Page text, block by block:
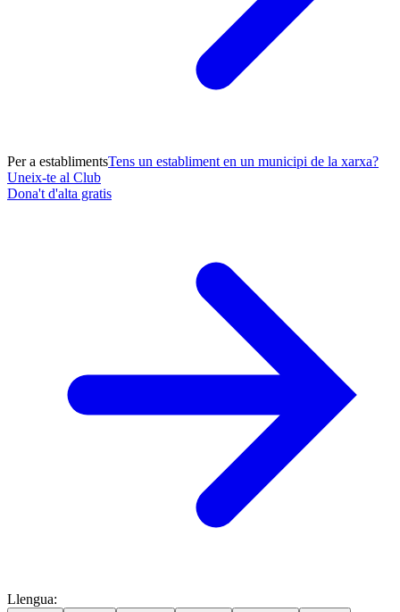
Per a establimentsTens un establiment en un municipi de la xarxa?
Uneix-te al Club
Dona't d'alta gratis
Llengua: